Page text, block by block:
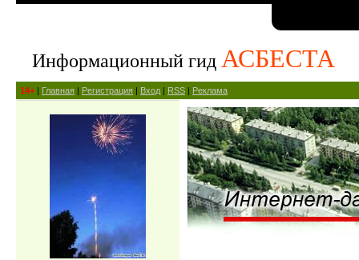
Информационный гид АСБЕСТА
14+ | Главная | Регистрация | Вход | RSS | Реклама